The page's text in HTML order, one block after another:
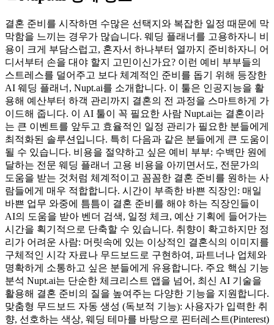
결혼 준비를 시작하면 수많은 선택지와 복잡한 일정 때문에 막
막함을 느끼는 경우가 많습니다. 웨딩 플래너를 고용하자니 비
용이 크게 부담스럽고, 혼자서 하나부터 열까지 준비하자니 어
디서부터 손을 대야 할지 고민이신가요? 이런 예비 부부들의
스트레스를 덜어주고 보다 체계적인 준비를 돕기 위해 등장한
AI 웨딩 플래너, Nupt.ai를 소개합니다. 이 툴은 인공지능을 활
용해 예산부터 하객 관리까지 결혼의 전 과정을 스마트하게 가
이드해 줍니다. 이 AI 툴이 꼭 필요한 사람 Nupt.ai는 결혼이라
는 큰 이벤트를 앞두고 효율적인 일정 관리가 필요한 분들에게
최적화된 솔루션입니다. 특히 다음과 같은 분들에게 큰 도움이
될 수 있습니다. 비용을 절약하고 싶은 예비 부부: 수백만 원에
달하는 전문 웨딩 플래너 고용 비용을 아끼면서도, 전문가의
도움을 받는 것처럼 체계적이고 꼼꼼한 결혼 준비를 원하는 사
람들에게 매우 적합합니다. 시간이 부족한 바쁜 직장인: 매일
바쁜 업무 와중에 틈틈이 결혼 준비를 해야 하는 직장인들이
AI의 도움을 받아 벤더 검색, 일정 체크, 예산 기획에 들어가는
시간을 획기적으로 단축할 수 있습니다. 취향이 확고하지만 정
리가 어려운 사람: 머릿속에 있는 이상적인 결혼식의 이미지를
구체적인 시각 자료나 무드보드로 구현하여, 파트너나 업체와
명확하게 소통하고 싶은 분들에게 유용합니다. 주요 핵심 기능
분석 Nupt.ai는 단순한 체크리스트 앱을 넘어, 최신 AI 기술을
활용해 결혼 준비의 질을 높여주는 다양한 기능을 지원합니다.
맞춤형 무드보드 자동 생성 (독보적 기능): 사용자가 입력한 취
향, 선호하는 색상, 웨딩 테마를 바탕으로 핀터레스트(Pinterest)